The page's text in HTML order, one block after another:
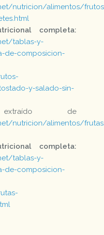
nutricion/alimentos/
completa:
tablas-y-
de-composicion-
y-salado-sin-
de
nutricion/alimentos/
completa:
tablas-y-
de-composicion-